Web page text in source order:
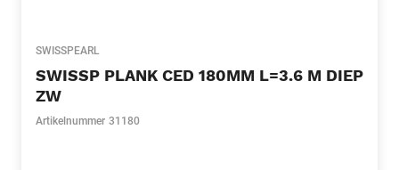
SWISSPEARL
SWISSP PLANK CED 180MM L=3.6 M DIEP
ZW
Artikelnummer 31180